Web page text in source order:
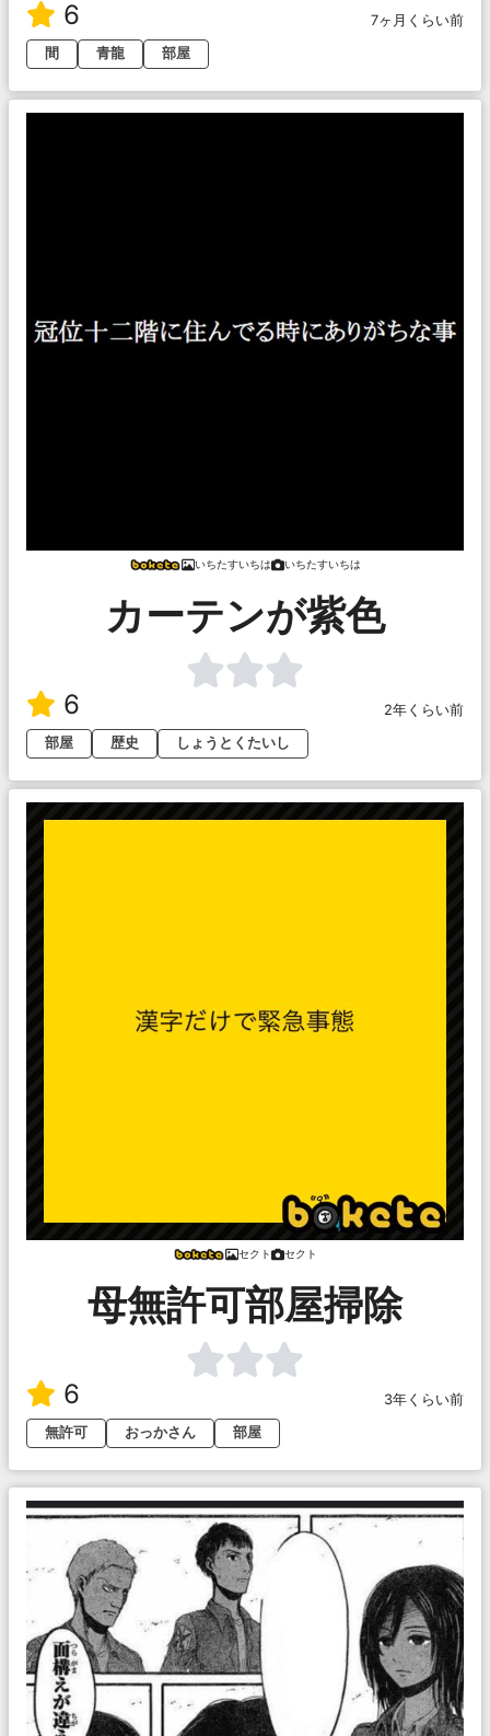
6
7ヶ月くらい前
間
青龍 部屋
いちたすいちは いちたすいちは
カーテンが紫色
6
2年くらい前
部屋
歴史 しょうとくたいし
セクト セクト
母無許可部屋掃除
6
3年くらい前
無許可
おっかさん 部屋